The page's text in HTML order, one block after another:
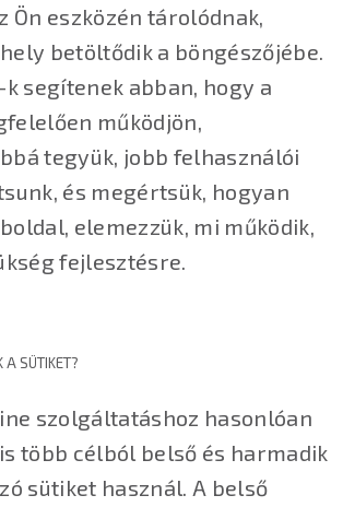
Ön eszközén tárolódnak,
betöltődik a böngészőjébe.
k segítenek abban, hogy a
működjön,
tegyük, jobb felhasználói
és megértsük, hogyan
elemezzük, mi működik,
fejlesztésre.
A SÜTIKET?
szolgáltatáshoz hasonlóan
több célból belső és harmadik
sütiket használ. A belső